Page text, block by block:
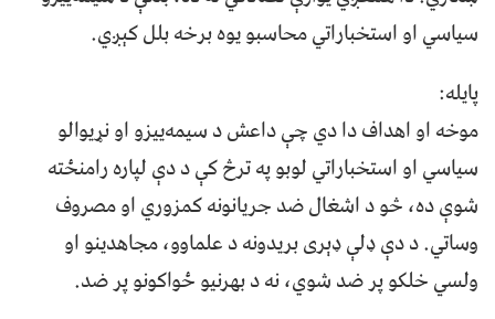
سياسي او استخباراتي محاسبو يوه برخه بلل کېږي.
پایله:
موخه او اهداف دا دي چې داعش د سيمه‌ييزو او نړيوالو
سياسي او استخباراتي لوبو په ترڅ کې د دې لپاره رامنځته
شوې ده، څو د اشغال ضد جريانونه کمزوري او مصروف
وساتي. د دې ډلې ډېری بريدونه د علماوو، مجاهدينو او
ولسي خلکو پر ضد شوي، نه د بهرنيو ځواکونو پر ضد.